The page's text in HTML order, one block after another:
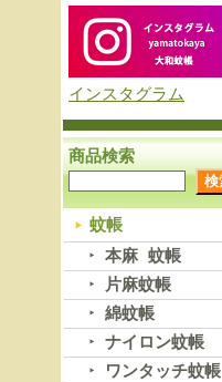
インスタグラム
商品検索
蚊帳
本麻 蚊帳
片麻蚊帳
綿蚊帳
ナイロン蚊帳
ワンタッチ蚊帳